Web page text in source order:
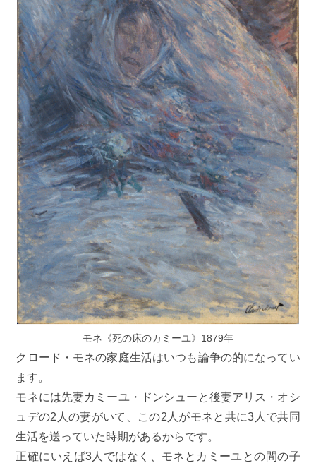
モネ《死の床のカミーユ》1879年
クロード・モネの家庭生活はいつも論争の的になってい
ます。
モネには先妻カミーユ・ドンシューと後妻アリス・オシ
ュデの2人の妻がいて、この2人がモネと共に3人で共同
生活を送っていた時期があるからです。
正確にいえば3人ではなく、モネとカミーユとの間の子